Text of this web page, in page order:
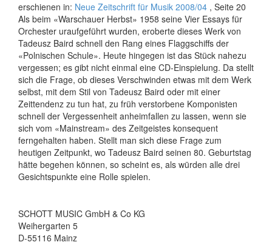
erschienen in: Neue Zeitschrift für Musik 2008/04 , Seite 20
Als beim «Warschauer Herbst» 1958 seine Vier Essays für
Orchester uraufgeführt wurden, eroberte dieses Werk von
Tadeusz Baird schnell den Rang eines Flaggschiffs der
«Polnischen Schule». Heute hingegen ist das Stück nahezu
vergessen; es gibt nicht einmal eine CD-Einspielung. Da stellt
sich die Frage, ob dieses Verschwinden etwas mit dem Werk
selbst, mit dem Stil von Tadeusz Baird oder mit einer
Zeittendenz zu tun hat, zu früh verstorbene Komponisten
schnell der Vergessenheit anheimfallen zu lassen, wenn sie
sich vom «Mainstream» des Zeitgeistes konsequent
ferngehalten haben. Stellt man sich diese Frage zum
heutigen Zeitpunkt, wo Tadeusz Baird seinen 80. Geburtstag
hätte begehen können, so scheint es, als würden alle drei
Gesichtspunkte eine Rolle spielen.
SCHOTT MUSIC GmbH & Co KG
Weihergarten 5
D-55116 Mainz